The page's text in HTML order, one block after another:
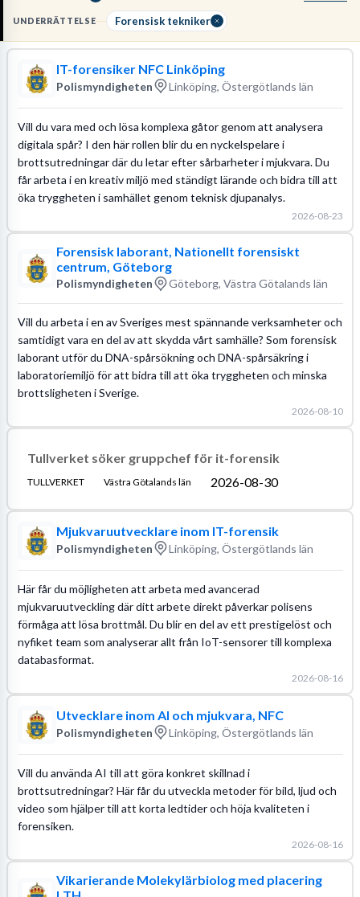
högskoleutbildning inom IT-forensik eller teknik, samt att du klarar
en omfattandesäkerhetsprövning med registerkontrollför att
UNDERRÄTTELSE Forensisk tekniker
IT-forensiker NFC Linköping
Polismyndigheten Linköping, Östergötlands län
Vill du vara med och lösa komplexa gåtor genom att analysera
digitala spår? I den här rollen blir du en nyckelspelare i
brottsutredningar där du letar efter sårbarheter i mjukvara. Du
får arbeta i en kreativ miljö med ständigt lärande och bidra till att
öka tryggheten i samhället genom teknisk djupanalys.
2026-08-23
Forensisk laborant, Nationellt forensiskt
centrum, Göteborg
Polismyndigheten Göteborg, Västra Götalands län
Vill du arbeta i en av Sveriges mest spännande verksamheter och
samtidigt vara en del av att skydda vårt samhälle? Som forensisk
laborant utför du DNA-spårsökning och DNA-spårsäkring i
laboratoriemiljö för att bidra till att öka tryggheten och minska
brottsligheten i Sverige.
2026-08-10
Tullverket söker gruppchef för it-forensik
TULLVERKET Västra Götalands län 2026-08-30
Mjukvaruutvecklare inom IT-forensik
Polismyndigheten Linköping, Östergötlands län
Här får du möjligheten att arbeta med avancerad
mjukvaruutveckling där ditt arbete direkt påverkar polisens
förmåga att lösa brottmål. Du blir en del av ett prestigelöst och
nyfiket team som analyserar allt från IoT-sensorer till komplexa
databasformat.
2026-08-16
Utvecklare inom AI och mjukvara, NFC
Polismyndigheten Linköping, Östergötlands län
Vill du använda AI till att göra konkret skillnad i
brottsutredningar? Här får du utveckla metoder för bild, ljud och
video som hjälper till att korta ledtider och höja kvaliteten i
forensiken.
2026-08-16
Vikarierande Molekylärbiolog med placering